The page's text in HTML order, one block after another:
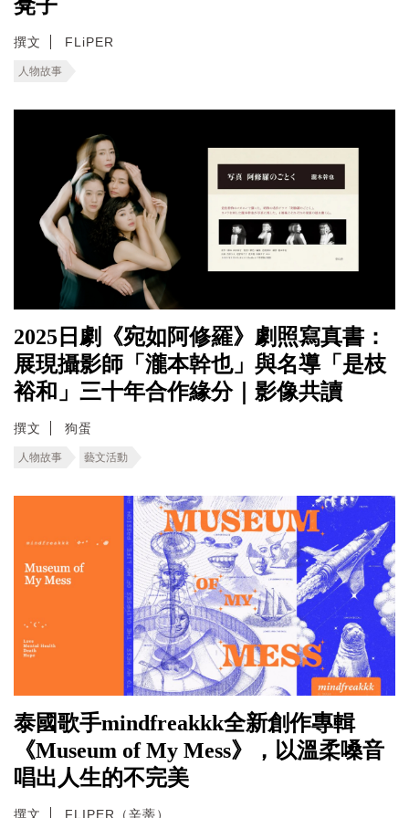
凳子
撰文 FLiPER
人物故事
2025日劇《宛如阿修羅》劇照寫真書：
展現攝影師「瀧本幹也」與名導「是枝
裕和」三十年合作緣分｜影像共讀
撰文 狗蛋
人物故事 藝文活動
泰國歌手mindfreakkk全新創作專輯
《Museum of My Mess》，以溫柔嗓音
唱出人生的不完美
撰文 FLIPER（辛蒂）